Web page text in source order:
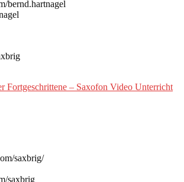
bernd.hartnagel
Fortgeschrittene – Saxofon Video Unterricht
saxbrig/
saxbrig